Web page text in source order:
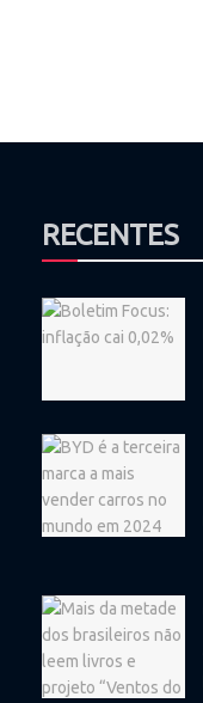
RECENTES